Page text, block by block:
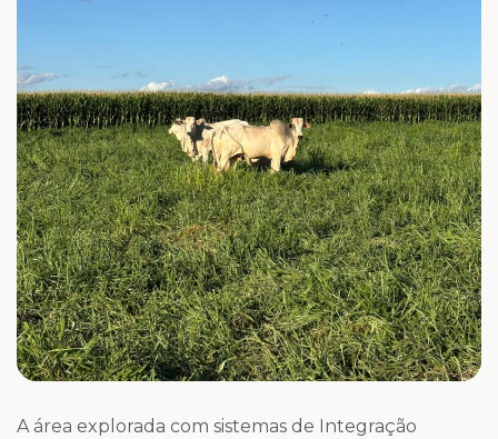
A área explorada com sistemas de Integração